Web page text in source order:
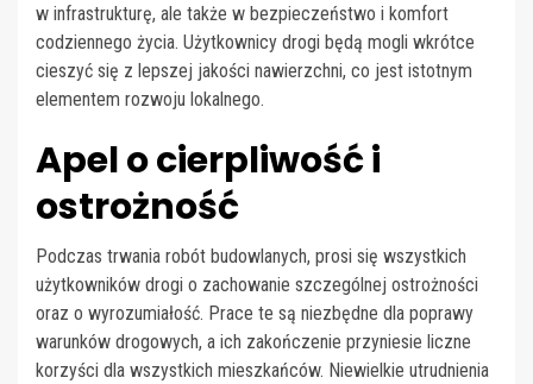
w infrastrukturę, ale także w bezpieczeństwo i komfort
codziennego życia. Użytkownicy drogi będą mogli wkrótce
cieszyć się z lepszej jakości nawierzchni, co jest istotnym
elementem rozwoju lokalnego.
Apel o cierpliwość i
ostrożność
Podczas trwania robót budowlanych, prosi się wszystkich
użytkowników drogi o zachowanie szczególnej ostrożności
oraz o wyrozumiałość. Prace te są niezbędne dla poprawy
warunków drogowych, a ich zakończenie przyniesie liczne
korzyści dla wszystkich mieszkańców. Niewielkie utrudnienia